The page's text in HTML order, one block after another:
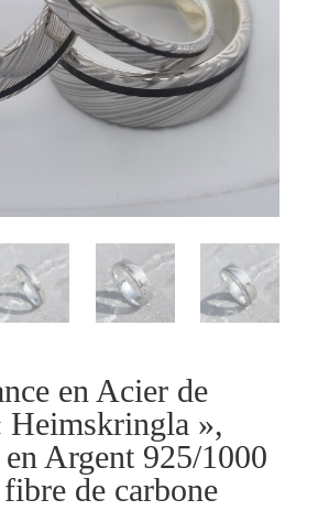
en Acier de
Heimskringla »,
Argent 925/1000
de carbone